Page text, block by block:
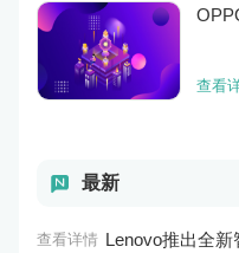
查看
最新
查看详情 Lenovo推出全新